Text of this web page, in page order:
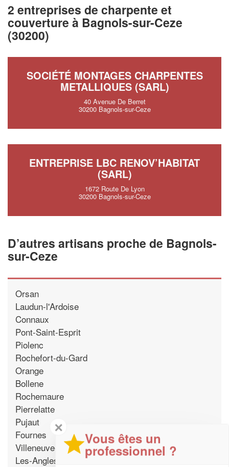
2 entreprises de charpente et
couverture à Bagnols-sur-Ceze
(30200)
SOCIÉTÉ MONTAGES CHARPENTES
METALLIQUES (SARL)
40 Avenue De Berret
30200 Bagnols-sur-Ceze
ENTREPRISE LBC RENOV’HABITAT
(SARL)
1672 Route De Lyon
30200 Bagnols-sur-Ceze
D’autres artisans proche de Bagnols-
sur-Ceze
Orsan
Laudun-l'Ardoise
Connaux
Pont-Saint-Esprit
Piolenc
Rochefort-du-Gard
Orange
Bollene
Rochemaure
Pierrelatte
Pujaut
Fournes
Villeneuve-les-Avignon
Les-Angles
✕
Vous êtes un
professionnel ?